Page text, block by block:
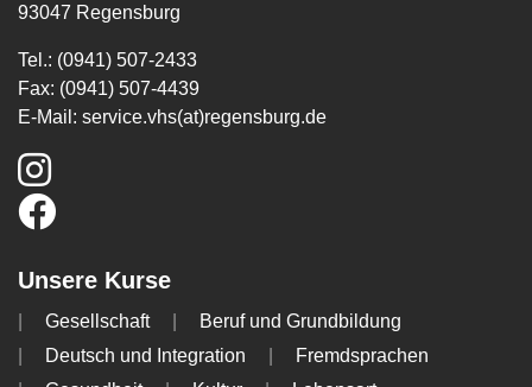
93047 Regensburg
Tel.: (0941) 507-2433
Fax: (0941) 507-4439
E-Mail: service.vhs(at)regensburg.de
Unsere Kurse
Gesellschaft
Beruf und Grundbildung
Deutsch und Integration
Fremdsprachen